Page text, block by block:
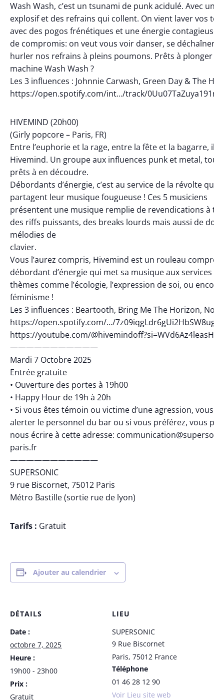
Wash Wash, c’est un tsunami de punk acidulé. Avec un
explosif et des refrains qui collent. On vient laver vos
avec des pogos frénétiques et une énergie contagieuse.
de compromis: on veut vous voir danser, se déchaîner,
hurler nos refrains à pleins poumons. Prêts à plonger
machine Wash Wash ?
Les 3 influences : Johnnie Carwash, Green Day & The
https://open.spotify.com/int…/track/
HIVEMIND (20h00)
(Girly popcore – Paris, FR)
Entre l’euphorie et la rage, entre la fête et la bagarre, il y
Hivemind. Un groupe aux influences punk et metal,
prêts à en découdre.
Débordants d’énergie, c’est au service de la révolte qu’ils
partagent leur musique fougueuse ! Ces 5 musiciens
présentent une musique remplie de revendications à
des riffs puissants, des breaks lourds mais aussi de
mélodies de
clavier.
Vous l’aurez compris, Hivemind est un rouleau
débordant d’énergie qui met sa musique aux services
thèmes comme l’écologie, l’expression de soi, ou encore
féminisme !
Les 3 influences : Beartooth, Bring Me The Horizon,
https://open.spotify.com/…/7z09iqgLdr6gUi2HbSW8ug…
https://youtube.com/
———————————
Mardi 7 Octobre 2025
Entrée gratuite
• Ouverture des portes à 19h00
• Happy Hour de 19h à 20h
• Si vous êtes témoin ou victime d’une agression, vous
alerter le personnel du bar ou si vous préférez, vous
nous écrire à cette adresse:
paris.fr
———————————
SUPERSONIC
9 rue Biscornet, 75012 Paris
Métro Bastille (sortie rue de lyon)
Tarifs : Gratuit
Ajouter au calendrier
DÉTAILS
Date :
octobre 7, 2025
Heure :
19h00 - 23h00
Prix :
Gratuit
LIEU
SUPERSONIC
9 Rue Biscornet
Paris, 75012 France
Téléphone
01 46 28 12 90
Voir Lieu site web